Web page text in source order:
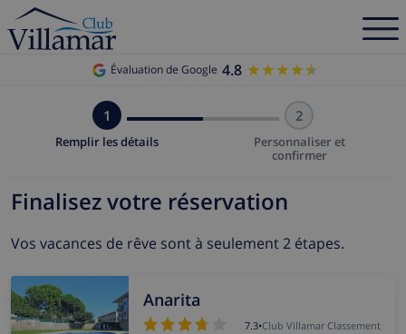
Évaluation de Google 4.8 ★★★★★
★★★★★
1
Remplir les détails
2
Personnaliser et
confirmer
Finalisez votre réservation
Vos vacances de rêve sont à seulement 2 étapes.
Anarita
7.3•Club Villamar Classement